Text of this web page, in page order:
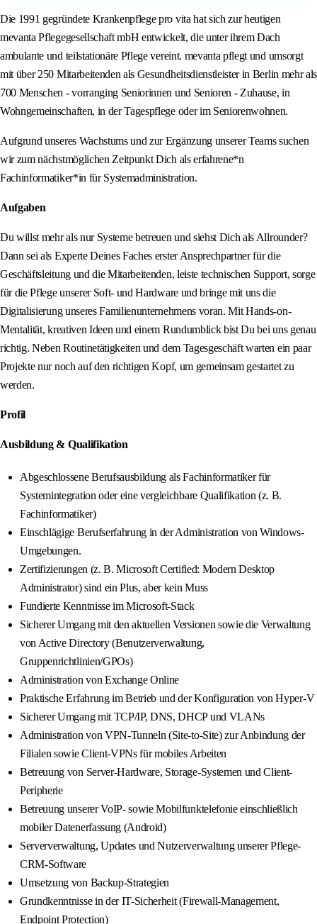
Die 1991 gegründete Krankenpflege pro vita hat sich zur heutigen
mevanta Pflegegesellschaft mbH entwickelt, die unter ihrem Dach
ambulante und teilstationäre Pflege vereint. mevanta pflegt und umsorgt
mit über 250 Mitarbeitenden als Gesundheitsdienstleister in Berlin mehr als
700 Menschen - vorranging Seniorinnen und Senioren - Zuhause, in
Wohngemeinschaften, in der Tagespflege oder im Seniorenwohnen.
Aufgrund unseres Wachstums und zur Ergänzung unserer Teams suchen
wir zum nächstmöglichen Zeitpunkt Dich als erfahrene*n
Fachinformatiker*in für Systemadministration.
Aufgaben
Du willst mehr als nur Systeme betreuen und siehst Dich als Allrounder?
Dann sei als Experte Deines Faches erster Ansprechpartner für die
Geschäftsleitung und die Mitarbeitenden, leiste technischen Support, sorge
für die Pflege unserer Soft- und Hardware und bringe mit uns die
Digitalisierung unseres Familienunternehmens voran. Mit Hands-on-
Mentalität, kreativen Ideen und einem Rundumblick bist Du bei uns genau
richtig. Neben Routinetätigkeiten und dem Tagesgeschäft warten ein paar
Projekte nur noch auf den richtigen Kopf, um gemeinsam gestartet zu
werden.
Profil
Ausbildung & Qualifikation
Abgeschlossene Berufsausbildung als Fachinformatiker für
Systemintegration oder eine vergleichbare Qualifikation (z. B.
Fachinformatiker)
Einschlägige Berufserfahrung in der Administration von Windows-
Umgebungen.
Zertifizierungen (z. B. Microsoft Certified: Modern Desktop
Administrator) sind ein Plus, aber kein Muss
Fundierte Kenntnisse im Microsoft-Stack
Sicherer Umgang mit den aktuellen Versionen sowie die Verwaltung
von Active Directory (Benutzerverwaltung,
Gruppenrichtlinien/GPOs)
Administration von Exchange Online
Praktische Erfahrung im Betrieb und der Konfiguration von Hyper-V
Sicherer Umgang mit TCP/IP, DNS, DHCP und VLANs
Administration von VPN-Tunneln (Site-to-Site) zur Anbindung der
Filialen sowie Client-VPNs für mobiles Arbeiten
Betreuung von Server-Hardware, Storage-Systemen und Client-
Peripherie
Betreuung unserer VoIP- sowie Mobilfunktelefonie einschließlich
mobiler Datenerfassung (Android)
Serververwaltung, Updates und Nutzerverwaltung unserer Pflege-
CRM-Software
Umsetzung von Backup-Strategien
Grundkenntnisse in der IT-Sicherheit (Firewall-Management,
Endpoint Protection)